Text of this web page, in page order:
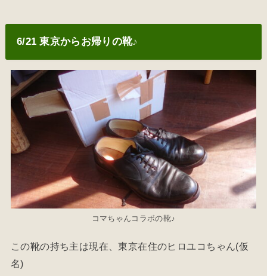
6/21 東京からお帰りの靴♪
コマちゃんコラボの靴♪
この靴の持ち主は現在、東京在住のヒロユコちゃん(仮
名)